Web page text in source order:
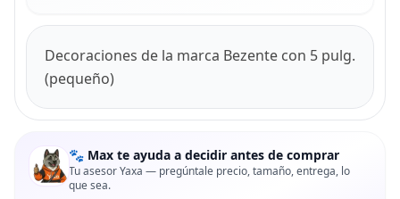
Decoraciones de la marca Bezente con 5 pulg.
(pequeño)
🐾 Max te ayuda a decidir antes de comprar
Tu asesor Yaxa — pregúntale precio, tamaño, entrega, lo
que sea.